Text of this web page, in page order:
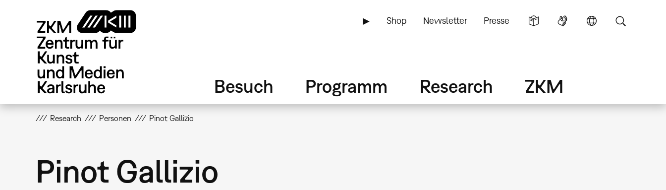
▶ Shop Newsletter Presse
Besuch Programm Research ZKM
Research Personen Pinot Gallizio
Pinot Gallizio